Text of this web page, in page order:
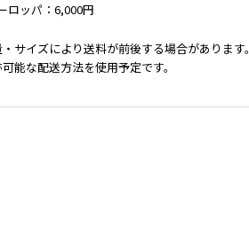
ロッパ：6,000円
サイズにより送料が前後する場合があります。
能な配送方法を使用予定です。